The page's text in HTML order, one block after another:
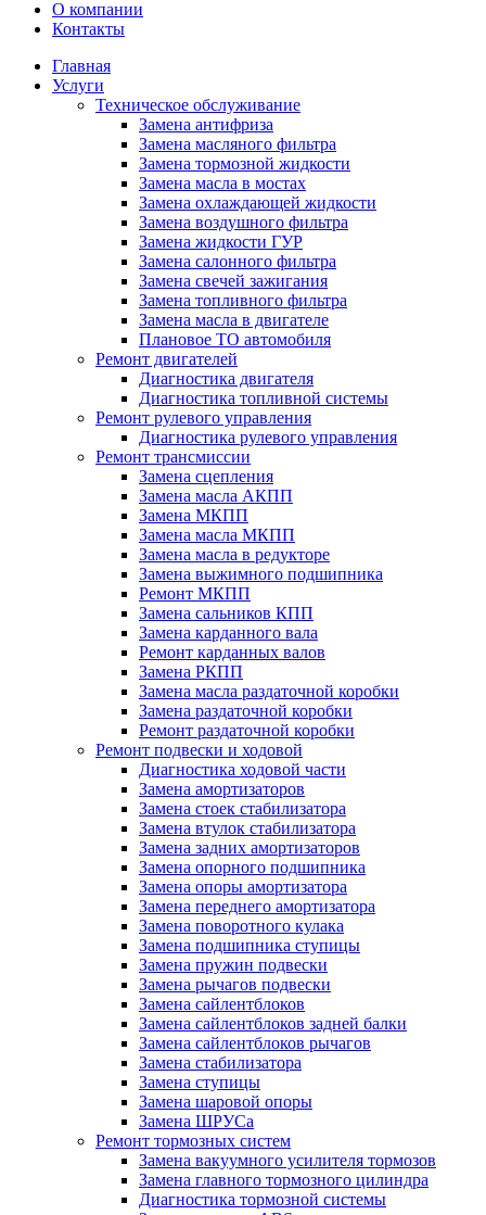
О компании
Контакты
Главная
Услуги
Техническое обслуживание
Замена антифриза
Замена масляного фильтра
Замена тормозной жидкости
Замена масла в мостах
Замена охлаждающей жидкости
Замена воздушного фильтра
Замена жидкости ГУР
Замена салонного фильтра
Замена свечей зажигания
Замена топливного фильтра
Замена масла в двигателе
Плановое ТО автомобиля
Ремонт двигателей
Диагностика двигателя
Диагностика топливной системы
Ремонт рулевого управления
Диагностика рулевого управления
Ремонт трансмиссии
Замена сцепления
Замена масла АКПП
Замена МКПП
Замена масла МКПП
Замена масла в редукторе
Замена выжимного подшипника
Ремонт МКПП
Замена сальников КПП
Замена карданного вала
Ремонт карданных валов
Замена РКПП
Замена масла раздаточной коробки
Замена раздаточной коробки
Ремонт раздаточной коробки
Ремонт подвески и ходовой
Диагностика ходовой части
Замена амортизаторов
Замена стоек стабилизатора
Замена втулок стабилизатора
Замена задних амортизаторов
Замена опорного подшипника
Замена опоры амортизатора
Замена переднего амортизатора
Замена поворотного кулака
Замена подшипника ступицы
Замена пружин подвески
Замена рычагов подвески
Замена сайлентблоков
Замена сайлентблоков задней балки
Замена сайлентблоков рычагов
Замена стабилизатора
Замена ступицы
Замена шаровой опоры
Замена ШРУСа
Ремонт тормозных систем
Замена вакуумного усилителя тормозов
Замена главного тормозного цилиндра
Диагностика тормозной системы